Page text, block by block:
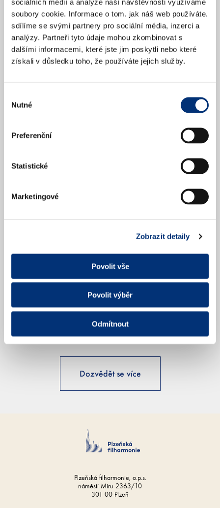
sociálních médií a analýze naší návštěvnosti využíváme
soubory cookie. Informace o tom, jak náš web používáte,
sdílíme se svými partnery pro sociální média, inzerci a
analýzy. Partneři tyto údaje mohou zkombinovat s
dalšími informacemi, které jste jim poskytli nebo které
získali v důsledku toho, že používáte jejich služby.
souhlasu
Nutné
Preferenční
Statistické
Marketingové
Zobrazit detaily
Povolit vše
Povolit výběr
Odmítnout
Jdete na koncert poprvé?
Proč si mám
vzít program?
Dozvědět se více
Plzeňská filharmonie, o.p.s.
náměstí Míru 2363/10
301 00 Plzeň